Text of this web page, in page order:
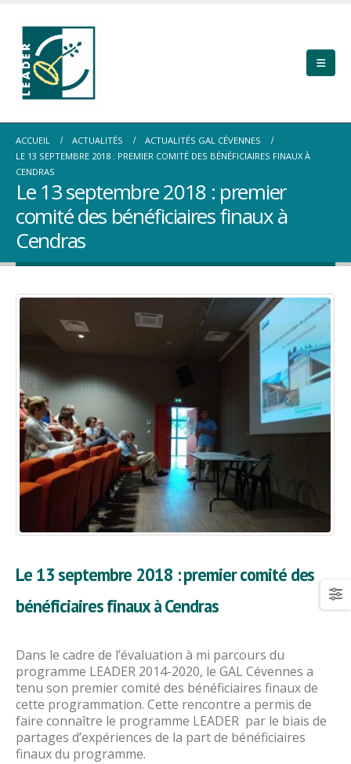
ACCUEIL ACTUALITÉS
ACTUALITÉS GAL CÉVENNES
LE 13 SEPTEMBRE 2018 : PREMIER COMITÉ DES BÉNÉFICIAIRES FINAUX À
CENDRAS
Le 13 septembre 2018 : premier
comité des bénéficiaires finaux à
Cendras
Le 13 septembre 2018 : premier comité des
bénéficiaires finaux à Cendras
Dans le cadre de l’évaluation à mi parcours du
programme LEADER 2014-2020, le GAL Cévennes a
tenu son premier comité des bénéficiaires finaux de
cette programmation. Cette rencontre a permis de
faire connaître le programme LEADER par le biais de
partages d’expériences de la part de bénéficiaires
finaux du programme.